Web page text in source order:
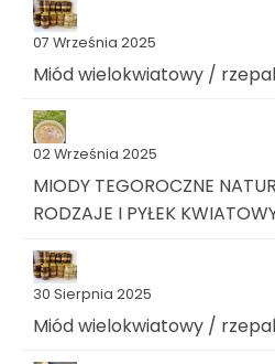
07 Września 2025
Miód wielokwiatowy /
02 Września 2025
MIODY TEGOROCZNE
RODZAJE I PYŁEK
30 Sierpnia 2025
Miód wielokwiatowy /